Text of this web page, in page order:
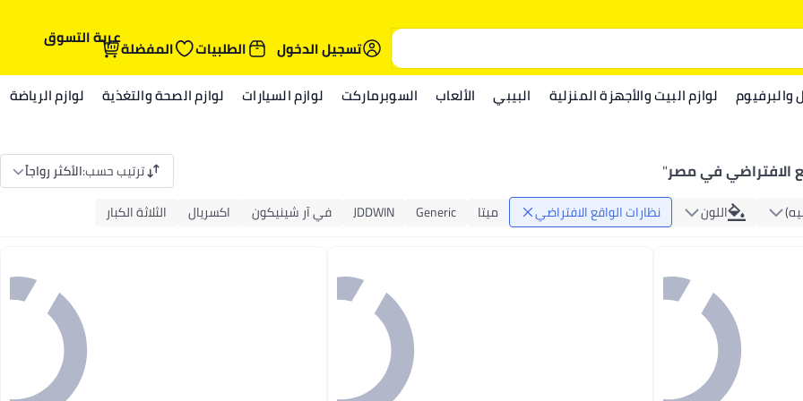
تسجيل الدخول
الطلبيات المفضلةعربة التسوق
والبرفيوم لوازم البيت والأجهزة المنزلية البيبي الألعاب السوبرماركت لوازم السيارات لوازم الصحة والتغذية لوازم الرياضة
الافتراضي في مصر" ترتيب حسب:الأكثر رواجاً
اللون نظارات الواقع الافتراضي ميتا Generic
JDDWIN في آر شينيكون اكسريال الثلاثة الكبار